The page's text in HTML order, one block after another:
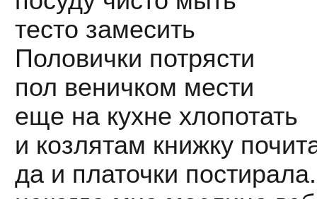
тесто замесить
Половички потрясти
пол веничком мести
еще на кухне хлопотать
и козлятам книжку
да и платочки